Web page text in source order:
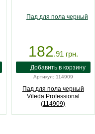
182.91 грн.
Артикул: 114909
Пад для пола черный
Vileda Professional
(114909)